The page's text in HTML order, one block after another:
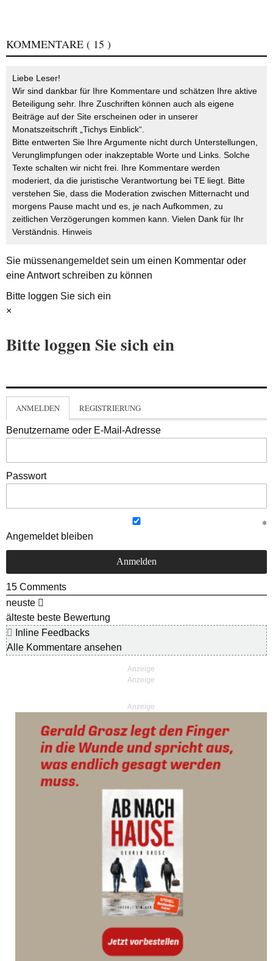
KOMMENTARE ( 15 )
Liebe Leser!
Wir sind dankbar für Ihre Kommentare und schätzen Ihre aktive
Beteiligung sehr. Ihre Zuschriften können auch als eigene
Beiträge auf der Site erscheinen oder in unserer
Monatszeitschrift „Tichys Einblick“.
Bitte entwerten Sie Ihre Argumente nicht durch Unterstellungen,
Verunglimpfungen oder inakzeptable Worte und Links. Solche
Texte schalten wir nicht frei. Ihre Kommentare werden
moderiert, da die juristische Verantwortung bei TE liegt. Bitte
verstehen Sie, dass die Moderation zwischen Mitternacht und
morgens Pause macht und es, je nach Aufkommen, zu
zeitlichen Verzögerungen kommen kann. Vielen Dank für Ihr
Verständnis. Hinweis
Sie müssenangemeldetsein um einen Kommentar oder
eine Antwort schreiben zu können
Bitte loggen Sie sich ein
×
Bitte loggen Sie sich ein
ANMELDEN REGISTRIERUNG
Benutzername oder E-Mail-Adresse
Passwort
Angemeldet bleiben
15 Comments
neuste
älteste beste Bewertung
Inline Feedbacks
Alle Kommentare ansehen
Anzeige